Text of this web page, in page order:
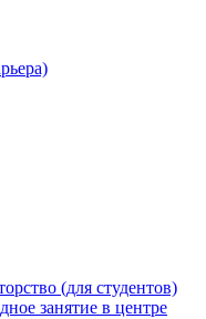
(для студентов)
занятие в центре